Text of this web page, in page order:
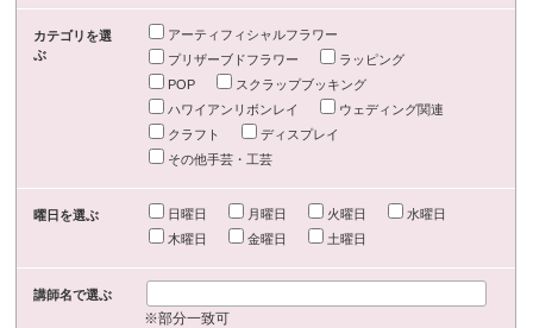
カテゴリを選
ぶ
アーティフィシャルフラワー
プリザーブドフラワー
ラッピング
POP
スクラップブッキング
ハワイアンリボンレイ
ウェディング関連
クラフト
ディスプレイ
その他手芸・工芸
曜日を選ぶ 日曜日 月曜日 火曜日
水曜日
木曜日
金曜日 土曜日
講師名で選ぶ
※部分一致可